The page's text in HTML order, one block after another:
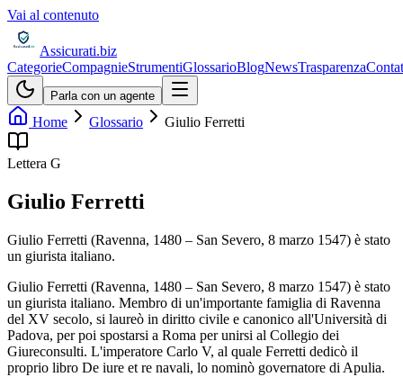
Vai al contenuto
Assicurati.biz
CategorieCompagnieStrumentiGlossarioBlogNewsTrasparenza
Parla con un agente
Home Glossario Giulio Ferretti
Lettera G
Giulio Ferretti
Giulio Ferretti (Ravenna, 1480 – San Severo, 8 marzo 1547) è stato
un giurista italiano.
Giulio Ferretti (Ravenna, 1480 – San Severo, 8 marzo 1547) è stato
un giurista italiano. Membro di un'importante famiglia di Ravenna
del XV secolo, si laureò in diritto civile e canonico all'Università di
Padova, per poi spostarsi a Roma per unirsi al Collegio dei
Giureconsulti. L'imperatore Carlo V, al quale Ferretti dedicò il
proprio libro De iure et re navali, lo nominò governatore di Apulia.